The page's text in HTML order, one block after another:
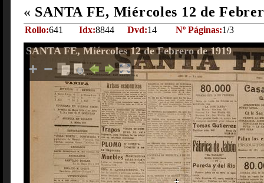
« SANTA FE, Miércoles 12 de
Rollo:641 Idx:8844 Dvd:14 Nº Páginas:1/3
SANTA FE, Miércoles 12 de Febrero de 1919